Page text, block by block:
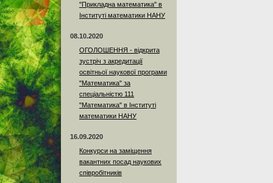
"Прикладна математика" в
Інституті математики НАНУ
08.10.2020
ОГОЛОШЕННЯ - відкрита
зустріч з акредитації
освітньої наукової програми
"Математика" за
спеціальністю 111
"Математика" в Інституті
математики НАНУ
16.09.2020
Конкурси на заміщення
вакантних посад наукових
співробітників